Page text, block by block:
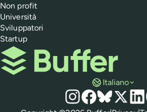
Non profit
Università
Sviluppatori
Startup
Buffer
Italiano
Social media
Instagram
Facebook
Bluesky
X